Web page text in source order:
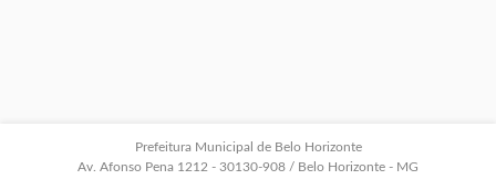
Prefeitura Municipal de Belo Horizonte
Av. Afonso Pena 1212 - 30130-908 / Belo Horizonte - MG